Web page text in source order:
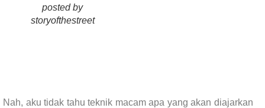
posted by
storyofthestreet
Nah, aku tidak tahu teknik macam apa yang akan diajarkan